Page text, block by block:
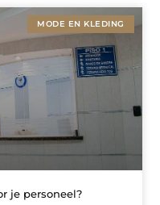
MODE EN KLEDING
je personeel?